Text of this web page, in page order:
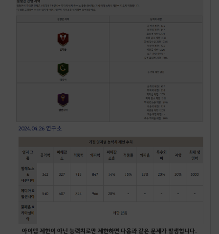
2024.04.26 연구소
아이템 제한이 아닌 능력치로만 제한하면 다음과 같은 문제가 발생합니다.